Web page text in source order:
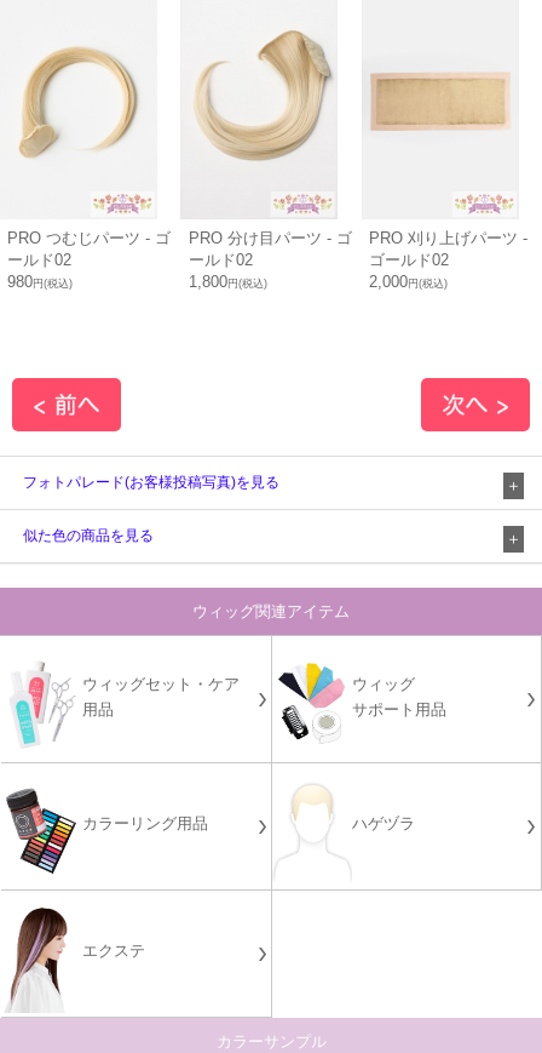
PRO つむじパーツ - ゴ
ールド02
980円(税込)
PRO 分け目パーツ - ゴ
ールド02
1,800円(税込)
PRO 刈り上げパーツ -
ゴールド02
2,000円(税込)
フォトパレード(お客様投稿写真)を見る
似た色の商品を見る
ウィッグ関連アイテム
ウィッグセット・ケア
用品
ウィッグ
サポート用品
カラーリング用品 ハゲヅラ
エクステ
カラーサンプル